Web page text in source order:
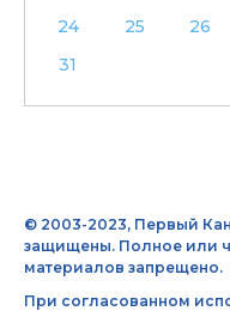
24
25 26
31
© 2003-2023, Первый
защищены. Полное или
материалов запрещено.
При согласованном